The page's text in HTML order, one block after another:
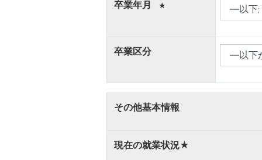
卒業年月 ★
卒業区分
その他基本情報
現在の就業状況★